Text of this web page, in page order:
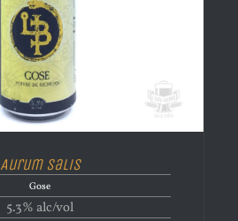
Aurum Salis
Gose
5.3% alc/vol